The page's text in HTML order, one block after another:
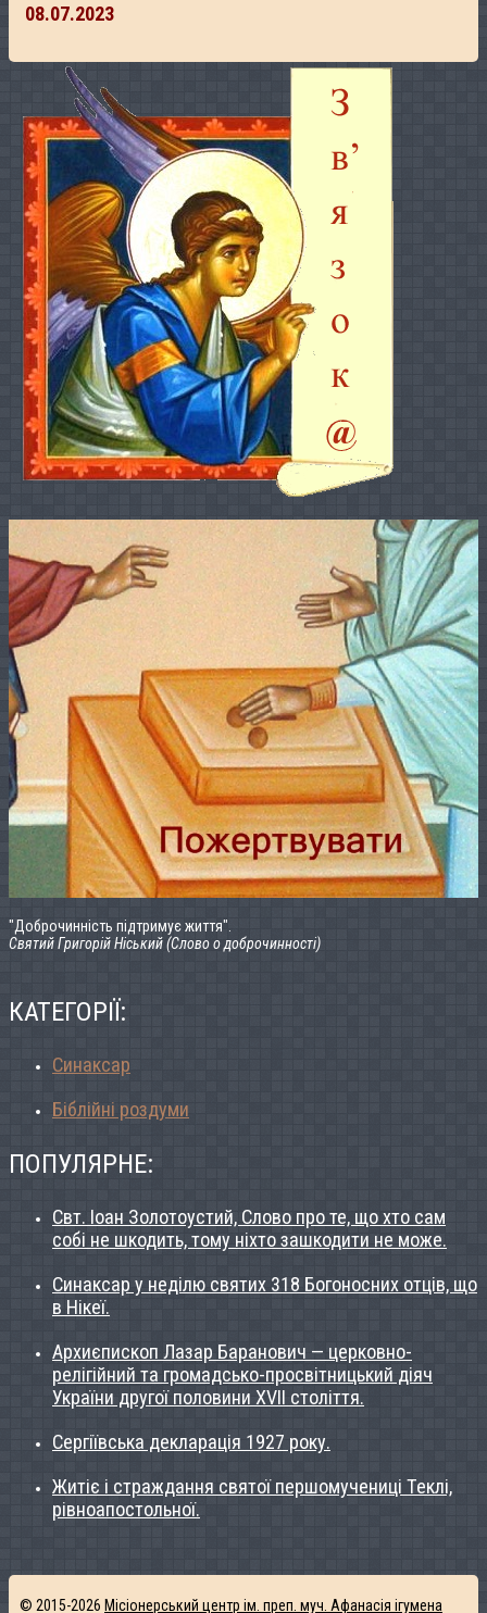
08.07.2023
"Доброчинність підтримує життя".
Святий Григорій Ніський (Слово о доброчинності)
КАТЕГОРІЇ:
Синаксар
Біблійні роздуми
ПОПУЛЯРНЕ:
Свт. Іоан Золотоустий, Слово про те, що хто сам
собі не шкодить, тому ніхто зашкодити не може.
Синаксар у неділю святих 318 Богоносних отців, що
в Нікеї.
Архиєпископ Лазар Баранович — церковно-
релігійний та громадсько-просвітницький діяч
України другої половини ХVІІ століття.
Сергіївська декларація 1927 року.
Житіє і страждання святої першомучениці Теклі,
рівноапостольної.
© 2015-2026 Місіонерський центр ім. преп. муч. Афанасія ігумена